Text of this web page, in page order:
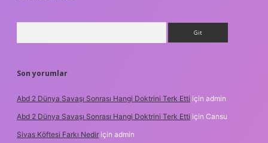
Son yorumlar
Abd 2 Dünya Savaşı Sonrası Hangi Doktrini Terk Etti için admin
Abd 2 Dünya Savaşı Sonrası Hangi Doktrini Terk Etti için Cansu
Sivas Köftesi Farkı Nedir için admin